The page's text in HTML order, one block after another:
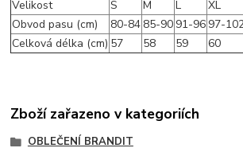
Velikost S M L XL
Obvod pasu (cm)
80-84 85-90 91-96 97-
Celková délka (cm) 57 58 59 60
Zboží zařazeno v kategoriích
OBLEČENÍ BRANDIT